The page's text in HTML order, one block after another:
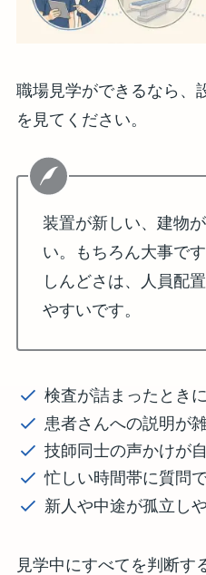
職場見学ができるなら、
を見てください。
装置が新しい、建物
い。もちろん大事で
しんどさは、人員配
やすいです。
検査が詰まったとき
患者さんへの説明が
技師同士の声かけが
忙しい時間帯に質問
新人や中途が孤立し
見学中にすべてを判断す